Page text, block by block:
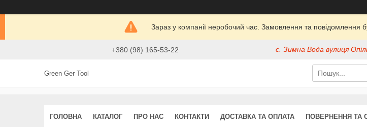
Зараз у компанії неробочий час. Замовлення та повідомлення
+380 (98) 165-53-22 с. Зимна Вода вулиця
Green Ger Tool
ГОЛОВНА КАТАЛОГ ПРО НАС КОНТАКТИ ДОСТАВКА ТА ОПЛАТА ПОВЕРНЕННЯ ТА